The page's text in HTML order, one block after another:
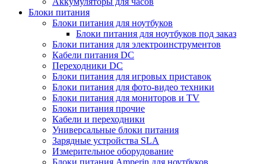
Блоки питания
Блоки питания для ноутбуков
Блоки питания для ноутбуков под заказ
Блоки питания для электроинструментов
Кабели питания DC
Переходники DC
Блоки питания для игровых приставок
Блоки питания для фото-видео техники
Блоки питания для мониторов и TV
Блоки питания прочие
Кабели и переходники
Универсальные блоки питания
Зарядные устройства SLA
Измерительное оборудование
Блоки питания Amperin для ноутбуков